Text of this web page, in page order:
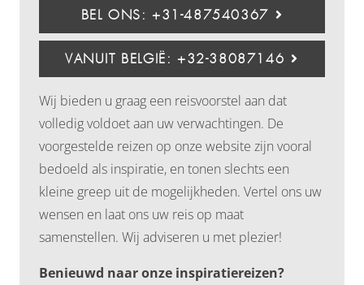
BEL ONS: +31-487540367
VANUIT BELGIË: +32-38087146
Wij bieden u graag een reisvoorstel aan dat
volledig voldoet aan uw verwachtingen. De
voorgestelde reizen op onze website zijn vooral
bedoeld als inspiratie, en tonen slechts een
kleine greep uit de mogelijkheden. Vertel ons uw
wensen en laat ons uw reis op maat
samenstellen. Wij adviseren u met plezier!
Benieuwd naar onze inspiratiereizen?